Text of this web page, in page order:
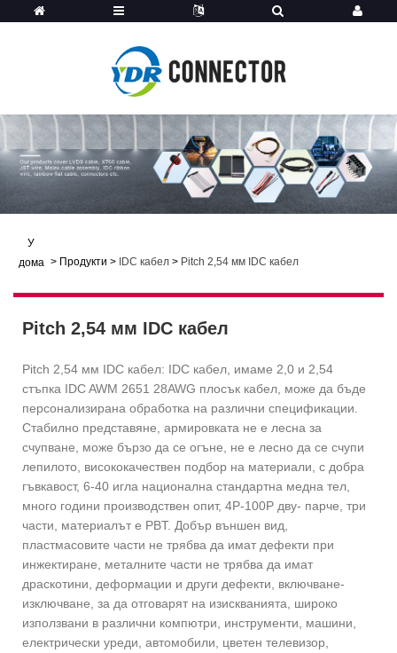
У
дома > Продукти > IDC кабел > Pitch 2,54 мм IDC кабел
Pitch 2,54 мм IDC кабел
Pitch 2,54 мм IDC кабел: IDC кабел, имаме 2,0 и 2,54
стъпка IDC AWM 2651 28AWG плосък кабел, може да бъде
персонализирана обработка на различни спецификации.
Стабилно представяне, армировката не е лесна за
счупване, може бързо да се огъне, не е лесно да се счупи
лепилото, висококачествен подбор на материали, с добра
гъвкавост, 6-40 игла национална стандартна медна тел,
много години производствен опит, 4P-100P дву- парче, три
части, материалът е PBT. Добър външен вид,
пластмасовите части не трябва да имат дефекти при
инжектиране, металните части не трябва да имат
драскотини, деформации и други дефекти, включване-
изключване, за да отговарят на изискванията, широко
използвани в различни компютри, инструменти, машини,
електрически уреди, автомобили, цветен телевизор,